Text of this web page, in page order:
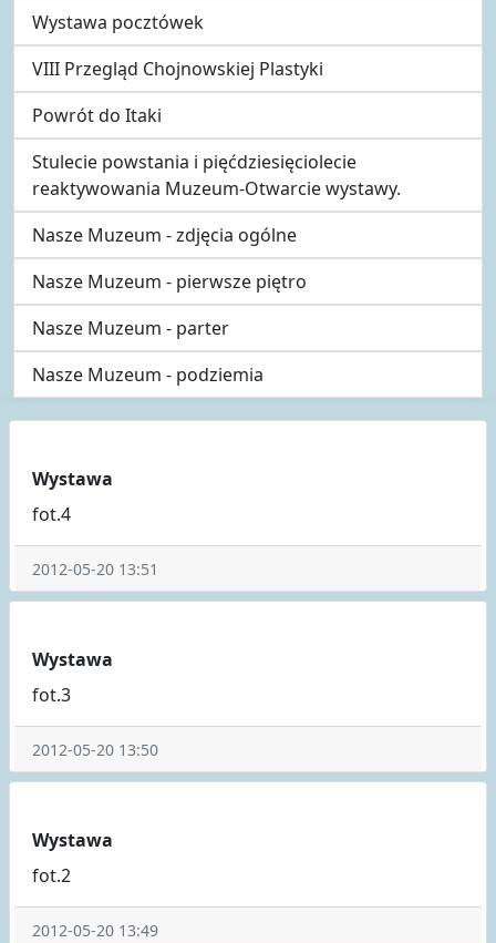
Wystawa pocztówek
VIII Przegląd Chojnowskiej Plastyki
Powrót do Itaki
Stulecie powstania i pięćdziesięciolecie
reaktywowania Muzeum-Otwarcie wystawy.
Nasze Muzeum - zdjęcia ogólne
Nasze Muzeum - pierwsze piętro
Nasze Muzeum - parter
Nasze Muzeum - podziemia
Wystawa
fot.4
2012-05-20 13:51
Wystawa
fot.3
2012-05-20 13:50
Wystawa
fot.2
2012-05-20 13:49